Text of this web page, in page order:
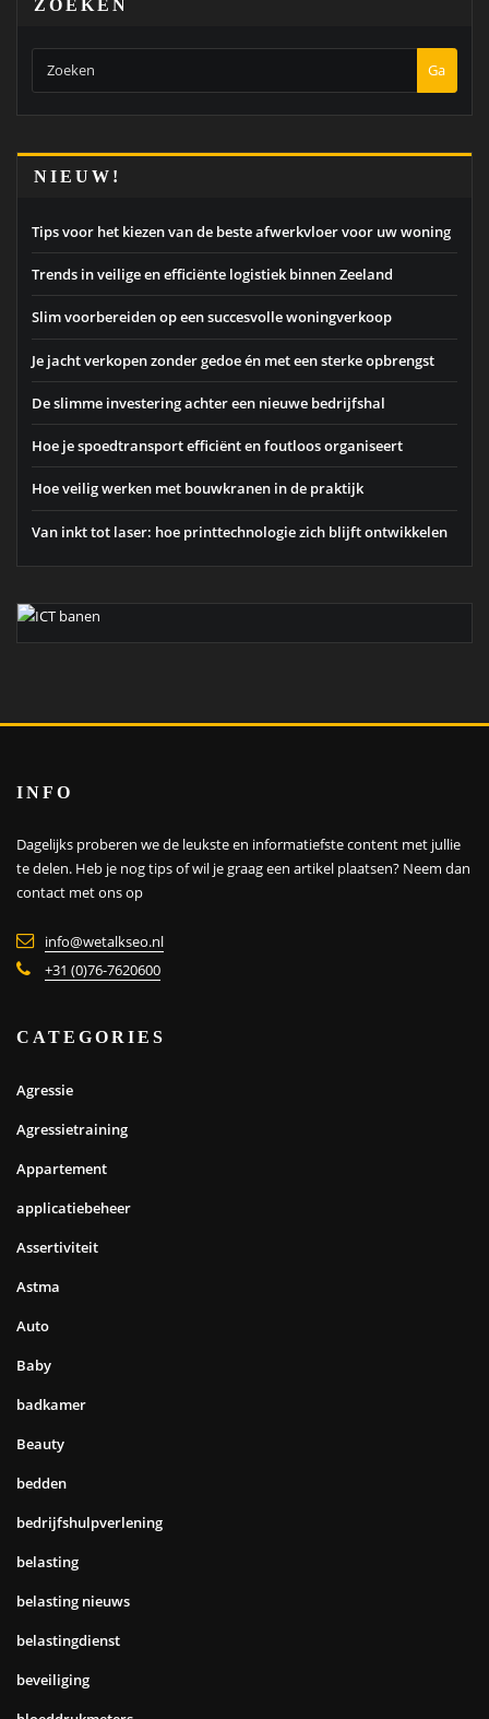
ZOEKEN
Ga
NIEUW!
Tips voor het kiezen van de beste afwerkvloer voor uw woning
Trends in veilige en efficiënte logistiek binnen Zeeland
Slim voorbereiden op een succesvolle woningverkoop
Je jacht verkopen zonder gedoe én met een sterke opbrengst
De slimme investering achter een nieuwe bedrijfshal
Hoe je spoedtransport efficiënt en foutloos organiseert
Hoe veilig werken met bouwkranen in de praktijk
Van inkt tot laser: hoe printtechnologie zich blijft ontwikkelen
INFO
Dagelijks proberen we de leukste en informatiefste content met jullie
te delen. Heb je nog tips of wil je graag een artikel plaatsen? Neem dan
contact met ons op
info@wetalkseo.nl
+31 (0)76-7620600
CATEGORIES
Agressie
Agressietraining
Appartement
applicatiebeheer
Assertiviteit
Astma
Auto
Baby
badkamer
Beauty
bedden
bedrijfshulpverlening
belasting
belasting nieuws
belastingdienst
beveiliging